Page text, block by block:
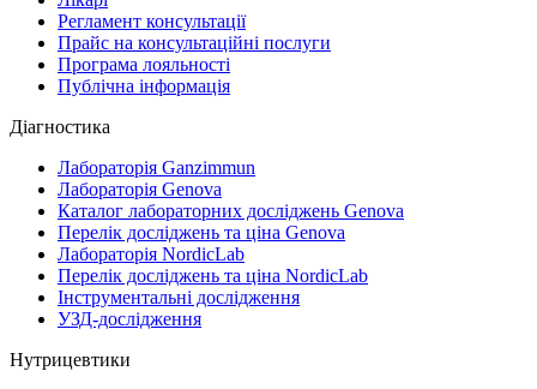
Регламент консультації
Прайс на консультаційні послуги
Програма лояльності
Публічна інформація
Діагностика
Лабораторія Ganzimmun
Лабораторія Genova
Каталог лабораторних досліджень Genova
Перелік досліджень та ціна Genova
Лабораторія NordicLab
Перелік досліджень та ціна NordicLab
Інструментальні дослідження
УЗД-дослідження
Нутрицевтики